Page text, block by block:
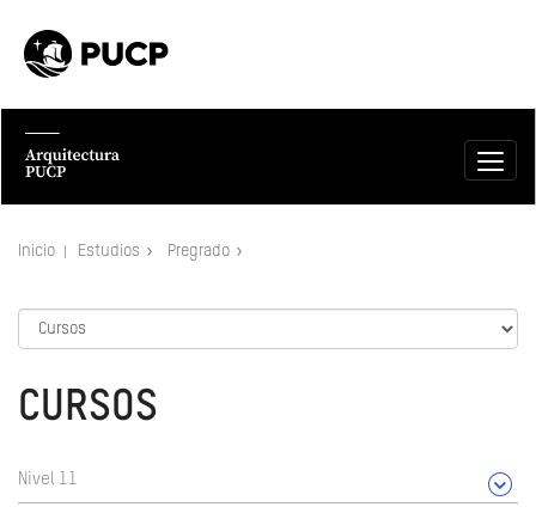
Inicio Estudios Pregrado
CURSOS
Nivel 11